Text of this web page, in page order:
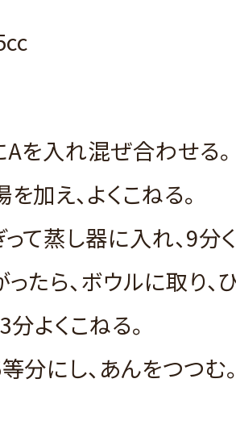
を入れ混ぜ合わせる。
え、よくこねる。
蒸し器に入れ、9分く
たら、ボウルに取り、
よくこねる。
にし、あんをつつむ